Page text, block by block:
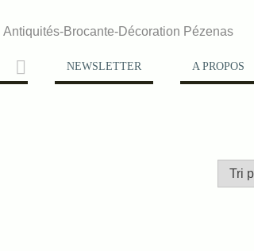
Antiquités-Brocante-Décoration Pézenas
NEWSLETTER A PROPOS